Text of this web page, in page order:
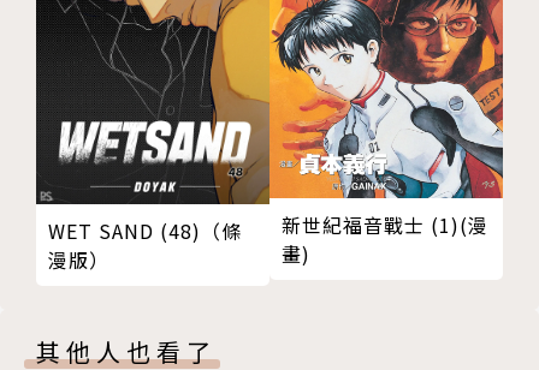
WET SAND (48)（條
漫版）
新世紀福音戰士 (1)(漫
畫)
其他人也看了